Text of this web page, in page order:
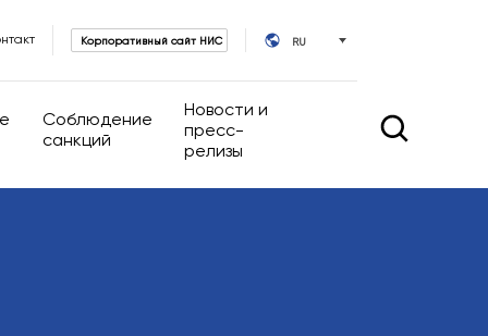
Корпоративный сайт НИС RU
управление
Соблюдение
санкций
Новости и
пресс-
релизы